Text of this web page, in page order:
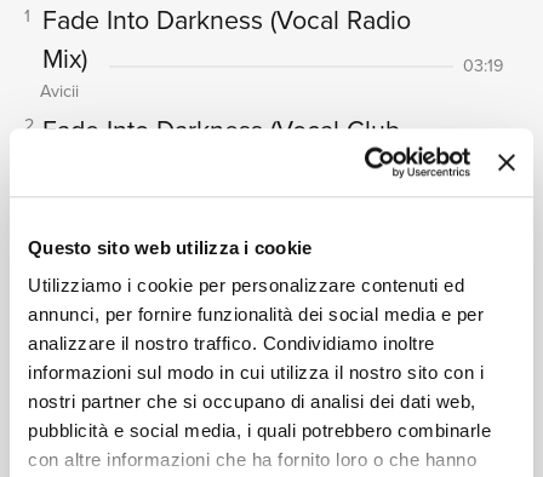
Questo sito web utilizza i cookie
Utilizziamo i cookie per personalizzare contenuti ed
annunci, per fornire funzionalità dei social media e per
analizzare il nostro traffico. Condividiamo inoltre
informazioni sul modo in cui utilizza il nostro sito con i
nostri partner che si occupano di analisi dei dati web,
pubblicità e social media, i quali potrebbero combinarle
con altre informazioni che ha fornito loro o che hanno
1 Fade Into Darkness (Vocal Radio
Mix)
03:19
Avicii
2 Fade Into Darkness (Vocal Club
06:09
Avicii
3 Fade Into Darkness(Instrumental
Radio Mix)
02:58
Avicii
4 Fade Into Darkness(Instrumental
Club Mix)
05:49
Avicii
RICERCA
CHI SIAMO
CONTATTI